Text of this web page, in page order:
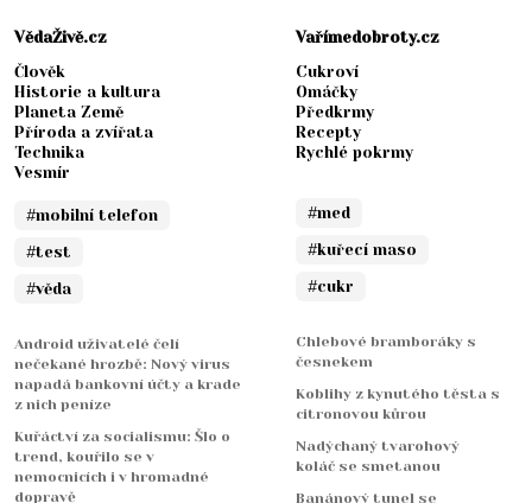
VědaŽivě.cz
Člověk
Historie a kultura
Planeta Země
Příroda a zvířata
Technika
Vesmír
#mobilní telefon
#test
#věda
Android uživatelé čelí
nečekané hrozbě: Nový virus
napadá bankovní účty a krade
z nich peníze
Kuřáctví za socialismu: Šlo o
trend, kouřilo se v
nemocnicích i v hromadné
dopravě
Vařímedobroty.cz
Cukroví
Omáčky
Předkrmy
Recepty
Rychlé pokrmy
#med
#kuřecí maso
#cukr
Chlebové bramboráky s
česnekem
Koblihy z kynutého těsta s
citronovou kůrou
Nadýchaný tvarohový
koláč se smetanou
Banánový tunel se